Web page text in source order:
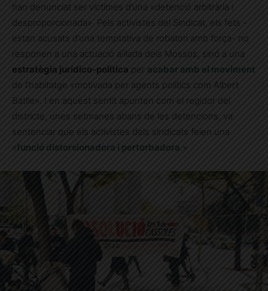
han denunciat ser víctimes d’una «detenció arbitrària i
desproporcionada». Pels activistes del Sindicat, els fets -
estan acusats d’una temptativa de robatori amb força- no
responen a una actuació aïllada dels Mossos, sinó a una
estratègia jurídico-politica per acabar amb el moviment
de l’habitatge «motivada per agents polítics com Albert
Batlle». I en aquest sentit apunten com el regidor del
districte, unes setmanes abans de les detencions, va
sentenciar que els activistes dels sindicats feien una
«funció distorsionadora i pertorbadora .»